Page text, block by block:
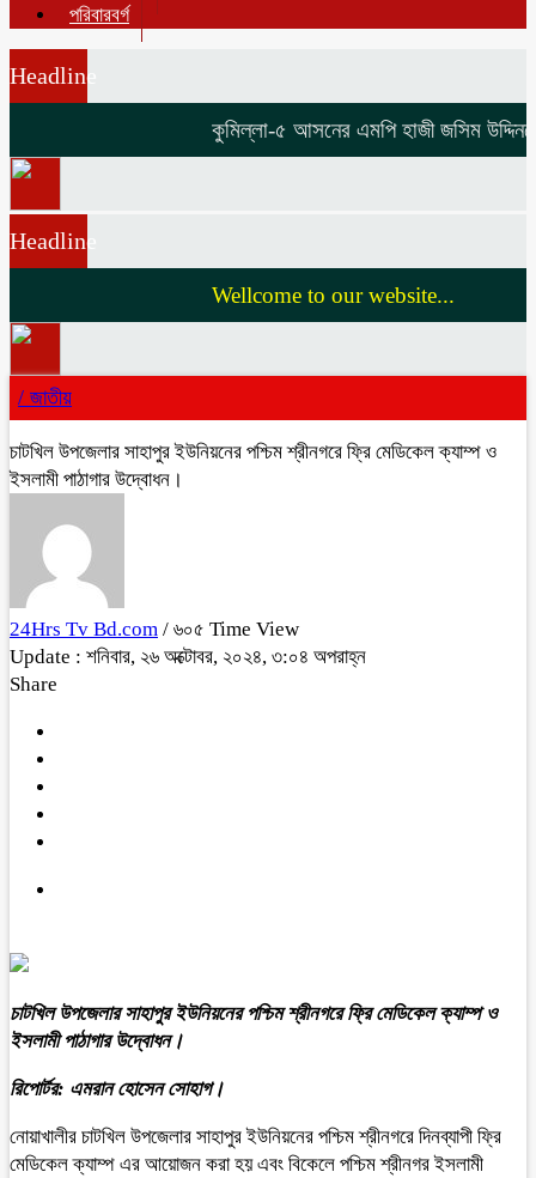
পরিবারবর্গ
Headline
কুমিল্লা-৫ আসনের এমপি হাজী জসিম
Headline
Wellcome to our website...
/ জাতীয়
চাটখিল উপজেলার সাহাপুর ইউনিয়নের পশ্চিম শ্রীনগরে ফ্রি মেডিকেল ক্যাম্প ও
ইসলামী পাঠাগার উদ্বোধন।
24Hrs Tv Bd.com / ৬০৫ Time View
Update : শনিবার, ২৬ অক্টোবর, ২০২৪, ৩:০৪ অপরাহ্ন
Share
চাটখিল উপজেলার সাহাপুর ইউনিয়নের পশ্চিম শ্রীনগরে ফ্রি মেডিকেল ক্যাম্প ও
ইসলামী পাঠাগার উদ্বোধন।
রিপোর্টর: এমরান হোসেন সোহাগ।
নোয়াখালীর চাটখিল উপজেলার সাহাপুর ইউনিয়নের পশ্চিম শ্রীনগরে দিনব্যাপী ফ্রি
মেডিকেল ক্যাম্প এর আয়োজন করা হয় এবং বিকেলে পশ্চিম শ্রীনগর ইসলামী